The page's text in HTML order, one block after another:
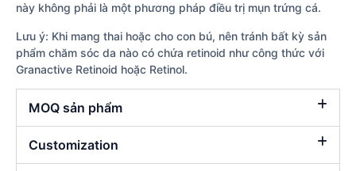
này không phải là một phương pháp điều trị mụn trứng cá.
Lưu ý: Khi mang thai hoặc cho con bú, nên tránh bất kỳ sản
phẩm chăm sóc da nào có chứa retinoid như công thức với
Granactive Retinoid hoặc Retinol.
MOQ sản phẩm
Customization